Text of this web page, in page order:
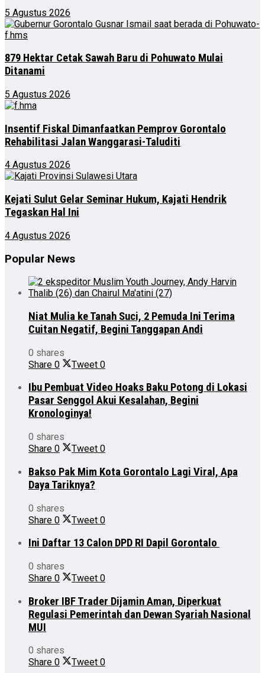
5 Agustus 2026
879 Hektar Cetak Sawah Baru di Pohuwato Mulai
Ditanami
5 Agustus 2026
Insentif Fiskal Dimanfaatkan Pemprov Gorontalo
Rehabilitasi Jalan Wanggarasi-Taluditi
4 Agustus 2026
Kejati Sulut Gelar Seminar Hukum, Kajati Hendrik
Tegaskan Hal Ini
4 Agustus 2026
Popular News
Niat Mulia ke Tanah Suci, 2 Pemuda Ini Terima
Cuitan Negatif, Begini Tanggapan Andi
0 shares
Share 0 Tweet 0
Ibu Pembuat Video Hoaks Baku Potong di Lokasi
Pasar Senggol Akui Kesalahan, Begini
Kronologinya!
0 shares
Share 0 Tweet 0
Bakso Pak Mim Kota Gorontalo Lagi Viral, Apa
Daya Tariknya?
0 shares
Share 0 Tweet 0
Ini Daftar 13 Calon DPD RI Dapil Gorontalo
0 shares
Share 0 Tweet 0
Broker IBF Trader Dijamin Aman, Diperkuat
Regulasi Pemerintah dan Dewan Syariah Nasional
MUI
0 shares
Share 0 Tweet 0